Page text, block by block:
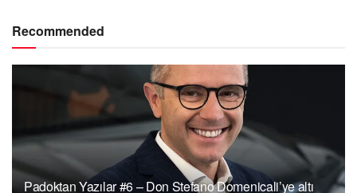
Recommended
Padoktan Yazılar #6 – Don Stefano Domenicali’ye altı